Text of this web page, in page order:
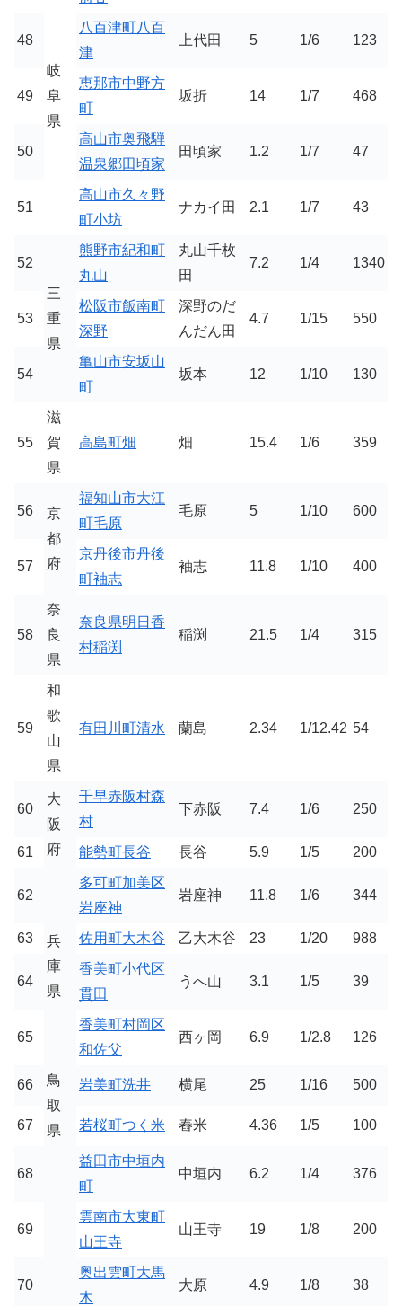
岐
阜
県
48
八百津町八百
津
上代田 5 1/6 123
49
恵那市中野方
町
坂折 14 1/7 468
50
高山市奥飛騨
温泉郷田頃家
田頃家 1.2 1/7 47
51
高山市久々野
町小坊
ナカイ田 2.1 1/7 43
52
三
重
県
熊野市紀和町
丸山
丸山千枚
田
7.2 1/4 1340
53
松阪市飯南町
深野
深野のだ
んだん田
4.7 1/15 550
54
亀山市安坂山
町
坂本 12 1/10 130
55
滋
賀
県
高島町畑 畑 15.4 1/6 359
56
京
都
府
福知山市大江
町毛原
毛原 5 1/10 600
57
京丹後市丹後
町袖志
袖志 11.8 1/10 400
58
奈
良
県
奈良県明日香
村稲渕
稲渕 21.5 1/4 315
59
和
歌
山
県
有田川町清水 蘭島 2.34 1/12.42 54
60
大
阪
府
千早赤阪村森
村
下赤阪 7.4 1/6 250
61 能勢町長谷 長谷 5.9 1/5 200
62
兵
庫
県
多可町加美区
岩座神
岩座神 11.8 1/6 344
63 佐用町大木谷 乙大木谷 23 1/20 988
64
香美町小代区
貫田
うへ山 3.1 1/5 39
65
香美町村岡区
和佐父
西ヶ岡 6.9 1/2.8 126
66
鳥
取
県
岩美町洗井 横尾 25 1/16 500
67 若桜町つく米 舂米 4.36 1/5 100
68
益田市中垣内
町
中垣内 6.2 1/4 376
69
雲南市大東町
山王寺
山王寺 19 1/8 200
70
奥出雲町大馬
木
大原 4.9 1/8 38